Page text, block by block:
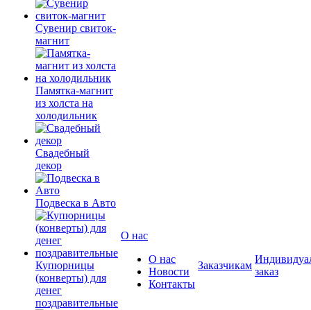
Сувенир свиток-
магнит
Памятка-магнит
из холста на
холодильник
Свадебный
декор
Подвеска в Авто
Купюрницы
(конверты) для
денег
поздравительные
О нас
О нас
Новости
Контакты
Заказчикам
заказ